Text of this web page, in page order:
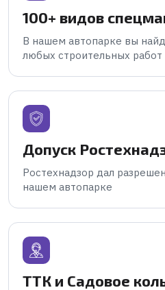
100+ видов
В нашем автопарке вы
любых строительных работ
Допуск
Ростехнадзор дал
нашем автопарке
ТТК и Садовое